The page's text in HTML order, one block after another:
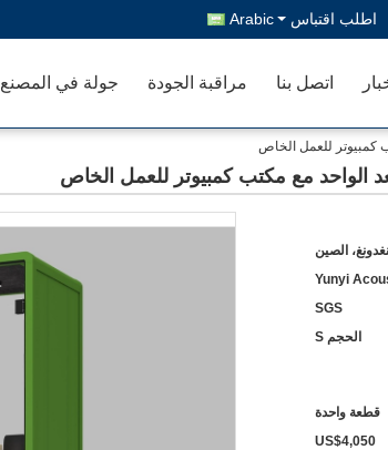
اطلب اقتباس Arabic
جولة في المصنع مراقبة الجودة اتصل بنا
كمبيوتر للعمل الخاص
الواحد مع مكتب كمبيوتر للعمل الخاص
الصين
Yunyi
SGS
الحجم S
قطعة واحدة
US$4,050